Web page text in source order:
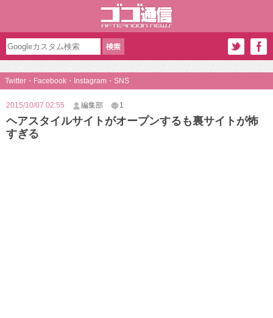
Twitter・Facebook・Instagram・SNS
2015/10/07 02:55 編集部 1
ヘアスタイルサイトがオープンするも裏サイトが怖
すぎる